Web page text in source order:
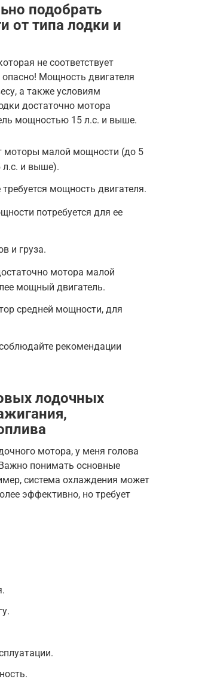
подобрать
от типа лодки и
не соответствует
Мощность двигателя
а также условиям
достаточно мотора
мощностью 15 л.с. и выше.
моторы малой мощности (до 5
л.с. и выше).
мощность двигателя.
потребуется для ее
и груза.
мотора малой
мощный двигатель.
средней мощности, для
рекомендации
лодочных
мотора, у меня голова
понимать основные
система охлаждения может
эффективно, но требует